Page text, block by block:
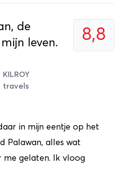
8,8
de
leven.
KILROY
travels
in mijn eentje op het
Palawan, alles wat
me gelaten. Ik vloog